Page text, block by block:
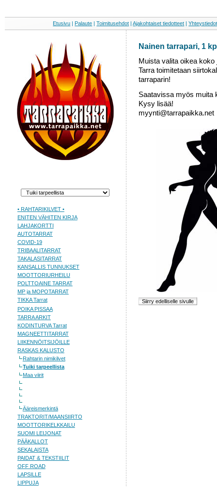
Etusivu |Palaute |Toimitusehdot |Ajakohtaiset tiedotteet |
• RAHTARIKILVET •
ENITEN VÄHITEN KIRJA
LAHJAKORTTI
AUTOTARRAT
COVID-19
TRIBAALITARRAT
TAKALASITARRAT
KANSALLIS TUNNUKSET
MOOTTORIURHEILU
POLTTOAINE TARRAT
MP ja MOPOTARRAT
TIKKA Tarrat
POIKA PISSAA
TARRA ARKIT
KODINTURVA Tarrat
MAGNEETTITARRAT
LIIKENNÖITSIJÖILLE
RASKAS KALUSTO
Rahtarin nimikilvet
Tuiki tarpeellista
Maa viirit
Ääreismerkintä
TRAKTORIT/MAANSIIRTO
MOOTTORIKELKKAILU
SUOMI LEIJONAT
PÄÄKALLOT
SEKALAISTA
PAIDAT & TEKSTIILIT
OFF ROAD
LAPSILLE
LIPPUJA
Nainen tarrapari, 1
Muista valita oikea koko
Tarra toimitetaan
tarraparin!
Saatavissa myös muita
Kysy lisää!
myynti@tarrapaikka.net